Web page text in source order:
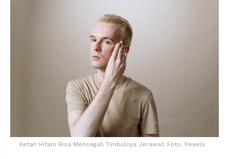
Ketan Hitam Bisa Mencegah Timbulnya Jerawat. Foto: Pexels